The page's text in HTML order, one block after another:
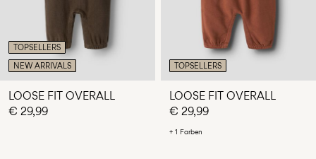
TOPSELLERS
NEW ARRIVALS
LOOSE FIT OVERALL
€ 29,99
TOPSELLERS
LOOSE FIT OVERALL
€ 29,99
+ 1 Farben